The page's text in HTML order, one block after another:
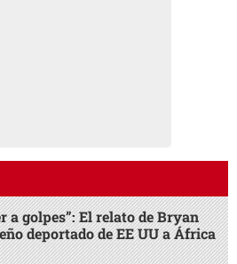
a golpes”: El relato de Bryan
deportado de EE UU a África